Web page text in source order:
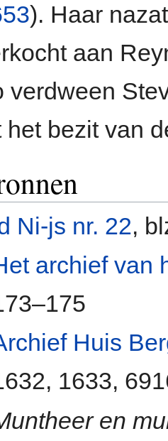
). Haar
aan
verdween
het bezit van
Ni-js nr. 22,
archief van
Huis
1633,
en